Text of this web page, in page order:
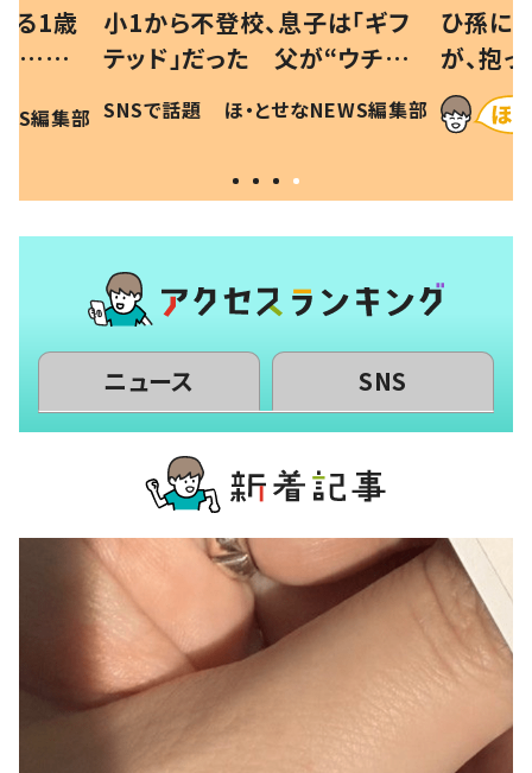
る1歳
…母
現行
編集部
小1から不登校、息子は「ギフ
テッド」だった 父が“ウチ給
食”を作り続ける理由とは #令
和の親 #令和の子
SNSで話題 ほ・とせなNEWS編集部
ひ孫に
が、抱
に「涙
方ない」
ニュース SNS